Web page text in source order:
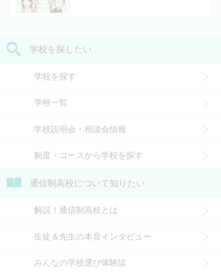
の記事では、通信制高校に行くこと
生徒」などが通う学校という、先入
在籍しています。 この記事では、通
ているかや、通信制高校に向いてい
ます。
学校を探したい
学校を探す
学校一覧
学校説明会・相談会情報
制度・コースから学校を探す
通信制高校について知りたい
解説！通信制高校とは
生徒＆先生の本音インタビュー
みんなの学校選び体験談